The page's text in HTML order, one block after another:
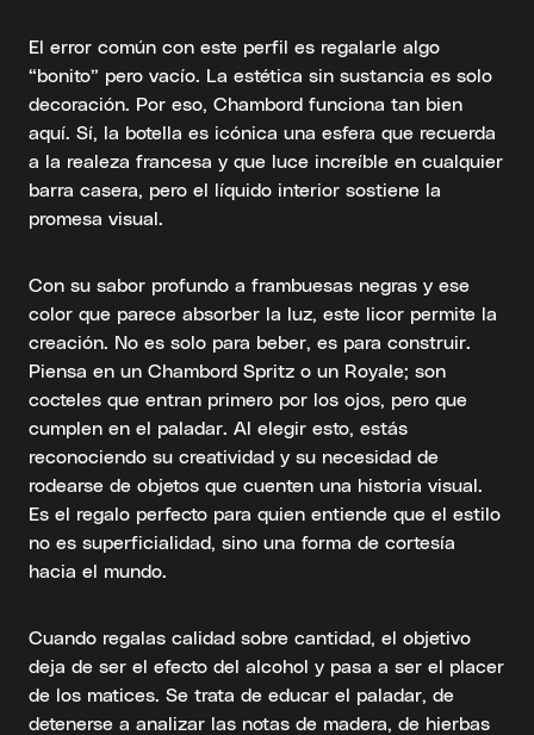
El error común con este perfil es regalarle algo
“bonito” pero vacío. La estética sin sustancia es solo
decoración. Por eso, Chambord funciona tan bien
aquí. Sí, la botella es icónica una esfera que recuerda
a la realeza francesa y que luce increíble en cualquier
barra casera, pero el líquido interior sostiene la
promesa visual.
Con su sabor profundo a frambuesas negras y ese
color que parece absorber la luz, este licor permite la
creación. No es solo para beber, es para construir.
Piensa en un Chambord Spritz o un Royale; son
cocteles que entran primero por los ojos, pero que
cumplen en el paladar. Al elegir esto, estás
reconociendo su creatividad y su necesidad de
rodearse de objetos que cuenten una historia visual.
Es el regalo perfecto para quien entiende que el estilo
no es superficialidad, sino una forma de cortesía
hacia el mundo.
Cuando regalas calidad sobre cantidad, el objetivo
deja de ser el efecto del alcohol y pasa a ser el placer
de los matices. Se trata de educar el paladar, de
detenerse a analizar las notas de madera, de hierbas